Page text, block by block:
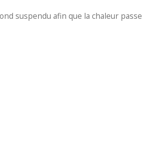
suspendu afin que la chaleur passe